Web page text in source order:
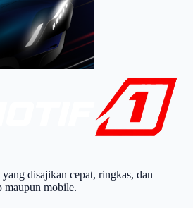
disajikan cepat, ringkas, dan
maupun mobile.